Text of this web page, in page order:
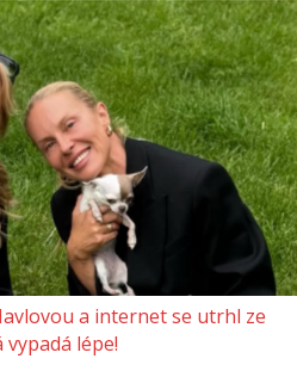
a internet se utrhl ze
lépe!